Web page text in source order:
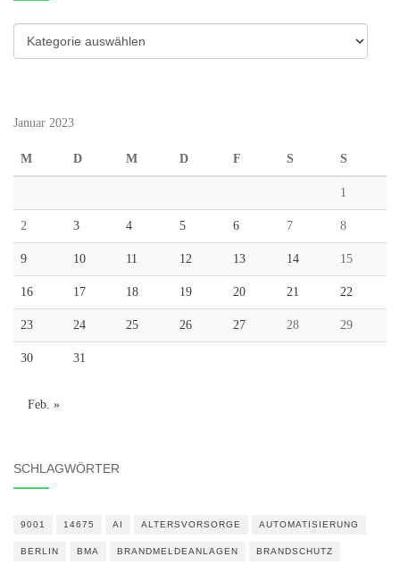
Kategorien
Januar 2023
M D M D F S S
1
2 3 4 5 6 7 8
9 10 11 12 13 14 15
16 17 18 19 20 21 22
23 24 25 26 27 28 29
30 31
Feb. »
SCHLAGWÖRTER
9001 14675 AI ALTERSVORSORGE AUTOMATISIERUNG
BERLIN BMA BRANDMELDEANLAGEN BRANDSCHUTZ